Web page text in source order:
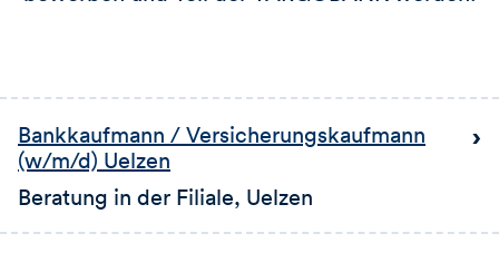
Bankkaufmann / Versicherungskaufmann
(w/m/d) Uelzen
Beratung in der Filiale, Uelzen